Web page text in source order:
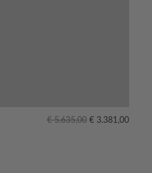
€5.635,00
Ursprünglicher
€ 3.381,00
Aktueller